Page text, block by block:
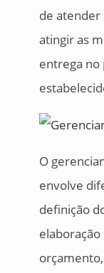
de atender
atingir as
entrega no
O
envolve
definição